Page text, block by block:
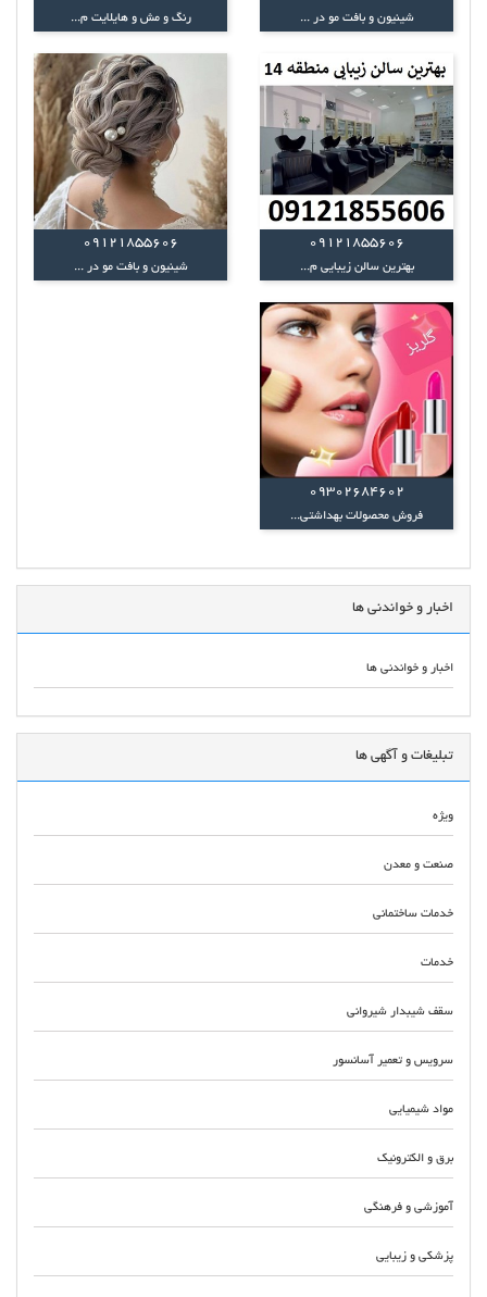
شینیون و بافت مو در ... رنگ و مش و هایلایت م...
09121855606
بهترین سالن زیبایی م...
09121855606
شینیون و بافت مو در ...
09302684602
فروش محصولات بهداشتی...
اخبار و خواندنی ها
اخبار و خواندنی ها
تبلیغات و آگهی ها
ویژه
صنعت و معدن
خدمات ساختمانی
خدمات
سقف شیبدار شیروانی
سرویس و تعمیر آسانسور
مواد شیمیایی
برق و الکترونیک
آموزشی و فرهنگی
پزشکی و زیبایی